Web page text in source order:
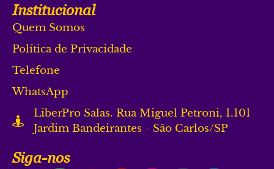
Institucional
Quem Somos
Política de Privacidade
Telefone
WhatsApp
LiberPro Salas. Rua Miguel Petroni, 1.101
Jardim Bandeirantes - São Carlos/SP
Siga-nos